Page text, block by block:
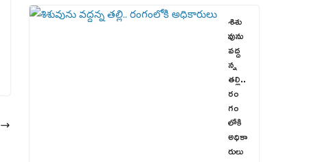
శిశు
వును
వద్ద
న్న
తల్లి..
రం
గం
లోకి
అధికా
రులు